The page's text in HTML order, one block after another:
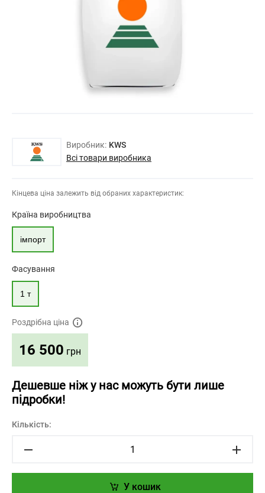
Виробник: KWS
Всі товари виробника
Кінцева ціна залежить від обраних характеристик:
Країна виробництва
імпорт
Фасування
1 т
Роздрібна ціна
16 500 грн
Дешевше ніж у нас можуть бути лише
підробки!
Кількість:
У кошик